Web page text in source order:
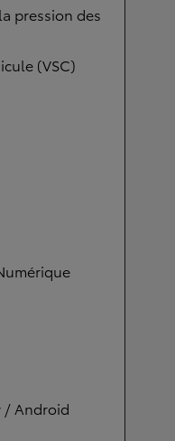
pression des
(VSC)
/ Android